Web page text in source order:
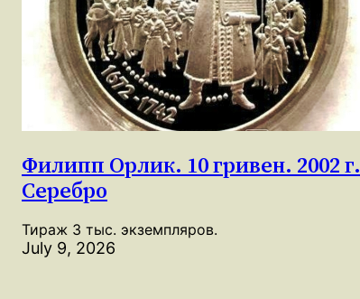
Филипп Орлик. 10 гривен. 2002 г.
Серебро
Тираж 3 тыс. экземпляров.
July 9, 2026